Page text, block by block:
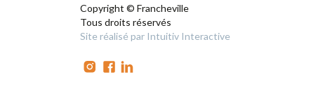
Copyright © Francheville
Tous droits réservés
Site réalisé par Intuitiv Interactive